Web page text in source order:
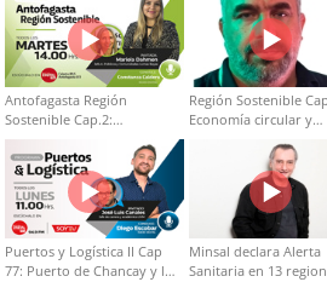
Antofagasta Región
Sostenible Cap.2:
Educación ambiental y
formación de capacidades
técnicas
Región Sostenible
Economía circular y
Puertos y Logística II Cap
77: Puerto de Chancay y la
Minsal declara Alerta
Sanitaria en 13